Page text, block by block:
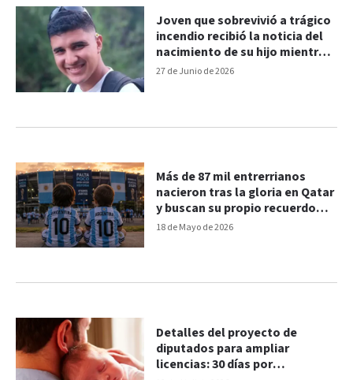
27 de Junio de 2026
Joven que sobrevivió a trágico
incendio recibió la noticia del
nacimiento de su hijo mientras
continúa su recuperación
18 de Mayo de 2026
Más de 87 mil entrerrianos
nacieron tras la gloria en Qatar
y buscan su propio recuerdo
mundialista
Detalles del proyecto de
diputados para ampliar
licencias: 30 días por